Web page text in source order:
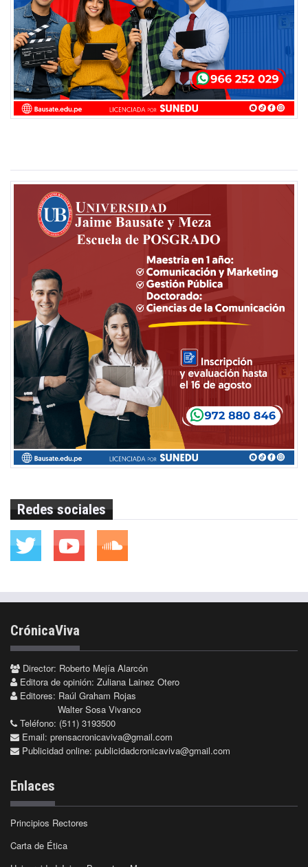
Redes sociales
CrónicaViva
Director: Roberto Mejía Alarcón
Editora de opinión: Zuliana Lainez Otero
Editores: Raúl Graham Rojas
Walter Sosa Vivanco
Teléfono: (511) 3193500
Email: prensacronicaviva@gmail.com
Publicidad online: publicidadcronicaviva@gmail.com
Enlaces
Principios Rectores
Carta de Ética